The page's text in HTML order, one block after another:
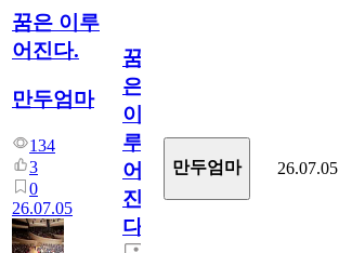
꿈은 이루
어진다.
만두엄마
134
3
0
26.07.05
꿈
은
이
루
어
진
다.
만두엄마 26.07.05